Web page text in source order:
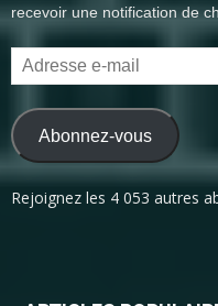
recevoir une notification de
Adresse
e-
mail
Abonnez-vous
Rejoignez les 4 053 autres